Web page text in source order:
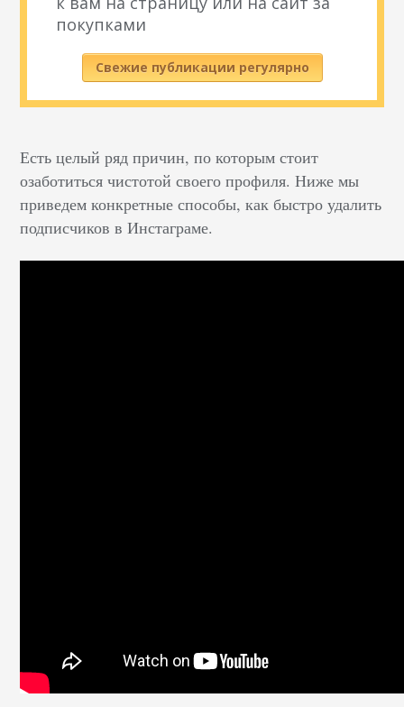
покупками
Свежие публикации регулярно
Есть целый ряд причин, по которым стоит
озаботиться чистотой своего профиля. Ниже мы
приведем конкретные способы, как быстро удалить
подписчиков в Инстаграме.